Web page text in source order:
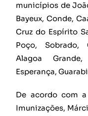
municípios de
Bayeux, Conde,
Cruz do Espírito
Poço, Sobrado,
Alagoa
Esperança,
De acordo com
Imunizações,